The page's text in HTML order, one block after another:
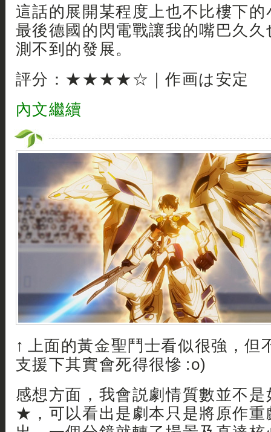
這話的展開某程度上也不比樓下
最後德國的閃電戰讓我的嘴巴久
測不到的發展。
評分：★★★★☆｜作画は安定
內文繼續
↑ 上面的黃金聖鬥士看似很強，但
支援下其實會死得很慘 :o)
感想方面，我會説劇情質數並不
★，可以看出是劇本只是將原作重